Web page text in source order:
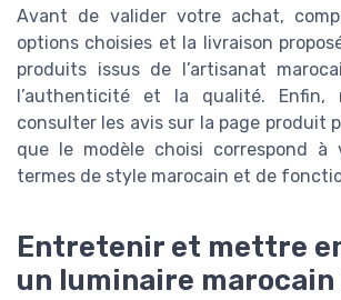
Avant de valider votre achat,
options choisies et la livraison
produits issus de l’artisanat
l’authenticité et la qualité. Enfin,
consulter les avis sur la page produit
que le modèle choisi correspond à
termes de style marocain et de
Entretenir et mettre
un luminaire marocain